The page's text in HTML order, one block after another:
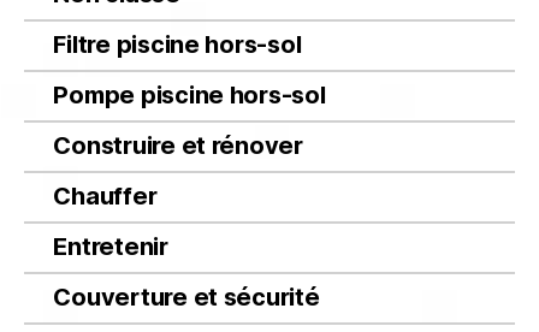
Filtre piscine hors-sol
Pompe piscine hors-sol
Construire et rénover
Chauffer
Entretenir
Couverture et sécurité